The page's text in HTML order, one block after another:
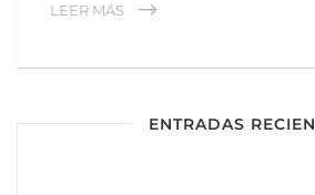
LEER MÁS
ENTRADAS